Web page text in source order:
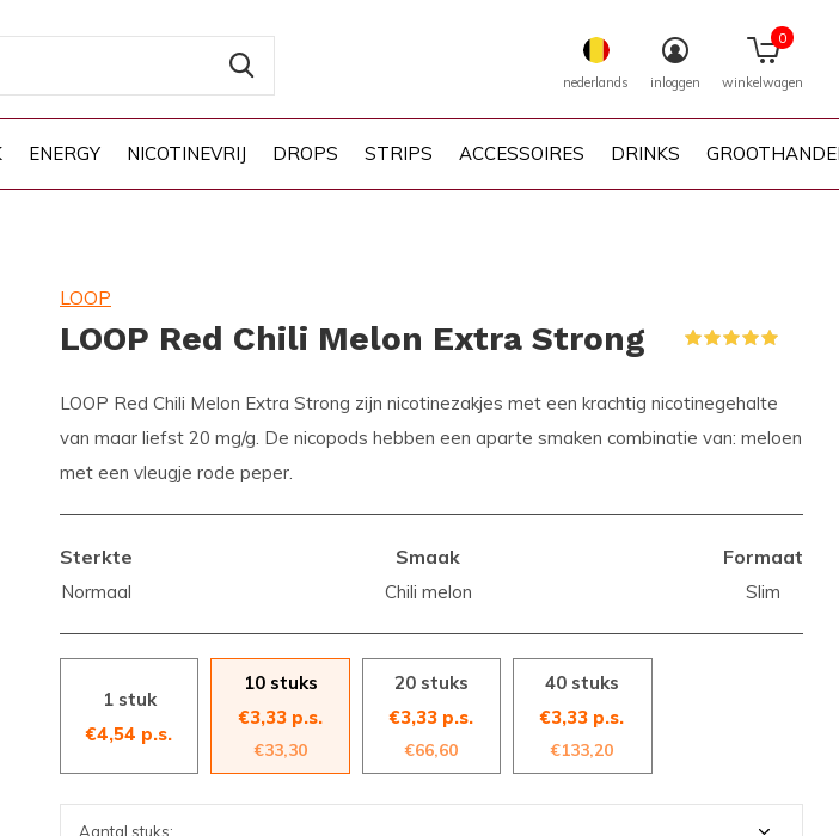
ENERGY NICOTINEVRIJ DROPS STRIPS ACCESSOIRES DRINKS
nederlands inloggen winkelwagen
0
LOOP
LOOP Red Chili Melon Extra Strong
LOOP Red Chili Melon Extra Strong zijn nicotinezakjes met een krachtig nicotinegehalte
van maar liefst 20 mg/g. De nicopods hebben een aparte smaken combinatie van: meloen
met een vleugje rode peper.
Sterkte
Normaal
Smaak
Chili melon
Formaat
Slim
1 stuk
€4,54 p.s.
10 stuks
€3,33 p.s.
€33,30
20 stuks
€3,33 p.s.
€66,60
40 stuks
€3,33 p.s.
€133,20